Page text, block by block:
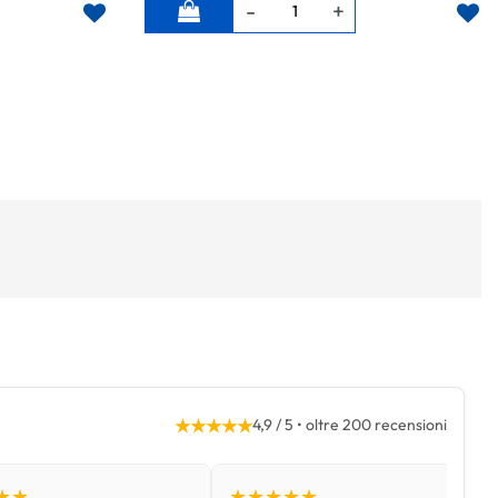
★★★★★4,9 / 5 • oltre 200 recensioni